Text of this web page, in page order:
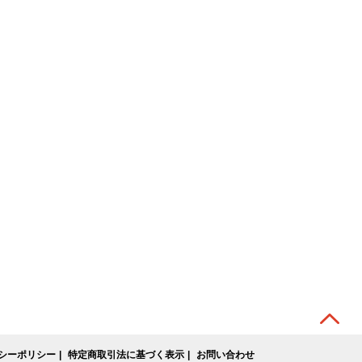
ーポリシー 特定商取引法に基づく表示 お問い合わせ